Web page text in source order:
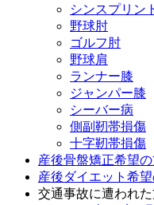
シンスプリン
野球肘
ゴルフ肘
野球肩
ランナー膝
ジャンパー膝
シーバー病
側副靭帯損傷
十字靭帯損傷
産後骨盤矯正希望
産後ダイエット希
交通事故に遭われ